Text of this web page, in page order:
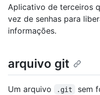
Aplicativo de terceiros
vez de senhas para
informações.
arquivo git
Um arquivo .git
sem